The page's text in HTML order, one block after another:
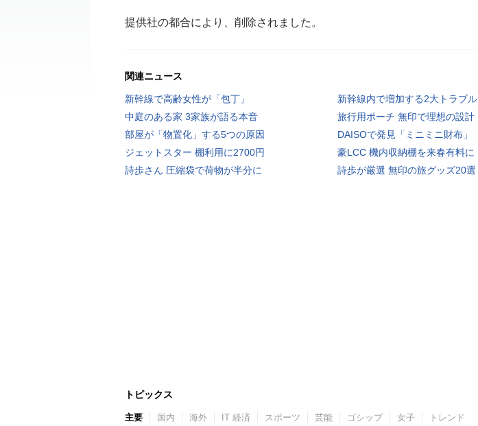
提供社の都合により、削除されました。
関連ニュース
新幹線で高齢女性が「包丁」
新幹線内で増加する2大トラブル
中庭のある家 3家族が語る本音
旅行用ポーチ 無印で理想の設計
部屋が「物置化」する5つの原因
DAISOで発見「ミニミニ財布」
ジェットスター 棚利用に2700円
豪LCC 機内収納棚を来春有料に
詩歩さん 圧縮袋で荷物が半分に
詩歩が厳選 無印の旅グッズ20選
トピックス
主要 国内 海外 IT 経済 スポーツ 芸能 ゴシップ 女子 トレンド